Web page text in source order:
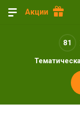
81
Акции